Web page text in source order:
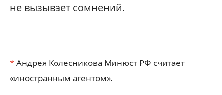
не вызывает сомнений.
*Андрея Колесникова Минюст РФ считает
«иностранным агентом».